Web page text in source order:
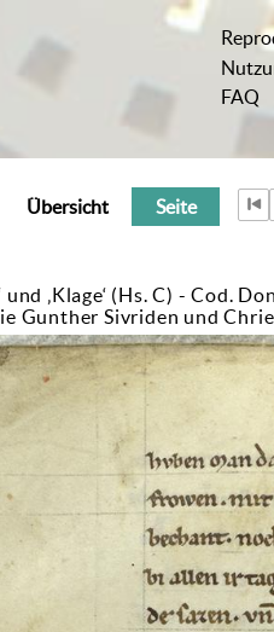
FAQ
Übersicht Seite
und ‚Klage‘ (Hs. C) - Cod.
Gunther Sivriden und